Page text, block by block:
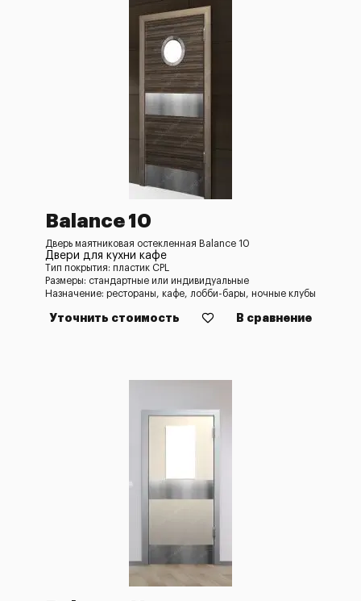
Balance 10
Дверь маятниковая остекленная Balance 10
Двери для кухни кафе
Тип покрытия: пластик CPL
Размеры: стандартные или индивидуальные
Назначение: рестораны, кафе, лобби-бары, ночные клубы
Уточнить стоимость В сравнение